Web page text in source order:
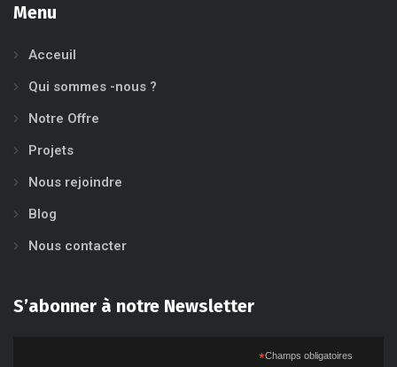
Menu
Acceuil
Qui sommes -nous ?
Notre Offre
Projets
Nous rejoindre
Blog
Nous contacter
S’abonner à notre Newsletter
*Champs obligatoires